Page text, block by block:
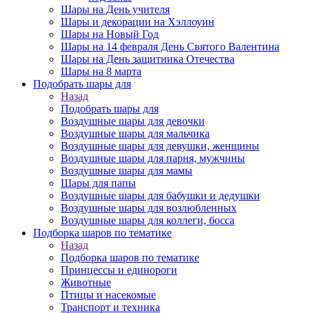
Шары на День учителя
Шары и декорации на Хэллоуин
Шары на Новый Год
Шары на 14 февраля День Святого Валентина
Шары на День защитника Отечества
Шары на 8 марта
Подобрать шары для
Назад
Подобрать шары для
Воздушные шары для девочки
Воздушные шары для мальчика
Воздушные шары для девушки, женщины
Воздушные шары для парня, мужчины
Воздушные шары для мамы
Шары для папы
Воздушные шары для бабушки и дедушки
Воздушные шары для возлюбленных
Воздушные шары для коллеги, босса
Подборка шаров по тематике
Назад
Подборка шаров по тематике
Принцессы и единороги
Животные
Птицы и насекомые
Транспорт и техника